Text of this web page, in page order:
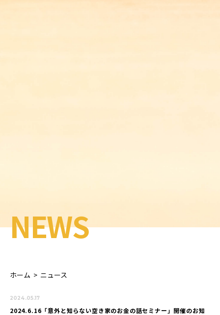
NEWS
ホーム > ニュース
2024.05.17
2024.6.16「意外と知らない空き家のお金の話セミナー」開催のお知